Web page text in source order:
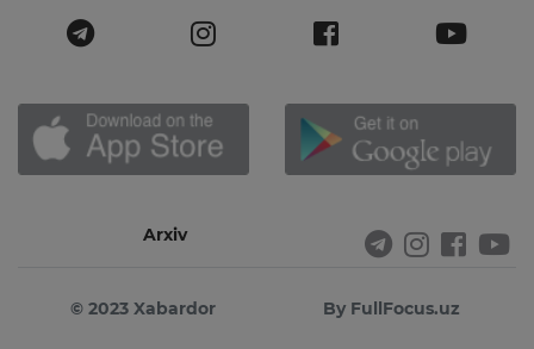
Arxiv
© 2023 Xabardor By FullFocus.uz